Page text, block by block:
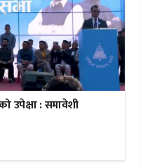
उपेक्षा : समावेशी